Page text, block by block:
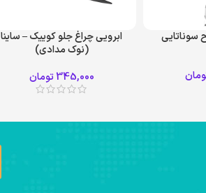
سوناتایی
ابرویی چراغ جلو کوییک – ساینا
(نوک مدادی)
345,000 تومان